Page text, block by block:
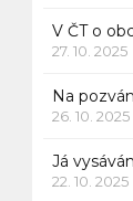
V ČT o
27. 10. 2025
Na
26. 10. 2025
Já
22. 10. 2025